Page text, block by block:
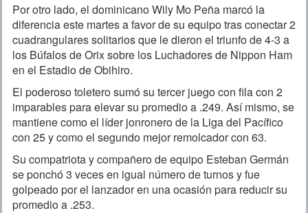
Por otro lado, el dominicano Wily Mo Peña marcó la
diferencia este martes a favor de su equipo tras conectar 2
cuadrangulares solitarios que le dieron el triunfo de 4-3 a
los Búfalos de Orix sobre los Luchadores de Nippon Ham
en el Estadio de Obihiro.
El poderoso toletero sumó su tercer juego con fila con 2
imparables para elevar su promedio a .249. Así mismo, se
mantiene como el líder jonronero de la Liga del Pacífico
con 25 y como el segundo mejor remolcador con 63.
Su compatriota y compañero de equipo Esteban Germán
se ponchó 3 veces en igual número de turnos y fue
golpeado por el lanzador en una ocasión para reducir su
promedio a .253.